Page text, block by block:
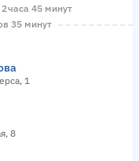
часа 45 минут
35 минут
1
8